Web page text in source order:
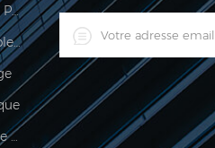
Échelle De Calcul Des Prix Légale Pour Le Commerce
Indicateur De Pesage Imperméable Industriel Industriel Numérique LED
Imperméable 150kg Indicateur De Pesée